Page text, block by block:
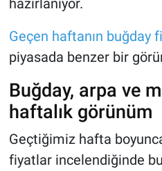
hazırlanıyor.
Geçen haftanın buğday
piyasada benzer bir
Buğday, arpa ve
haftalık görünüm
Geçtiğimiz hafta
fiyatlar incelendiğinde